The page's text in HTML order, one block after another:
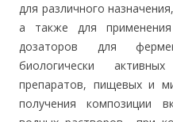
для различного
а также для
дозаторов для
биологически
препаратов, пищевых и
получения композиции